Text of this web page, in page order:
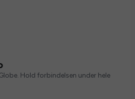
Hold forbindelsen under hele